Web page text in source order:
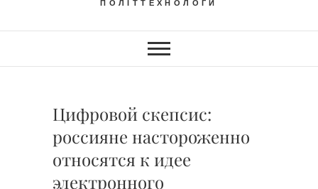
ПОЛІТТЕХНОЛОГИ
Цифровой скепсис:
россияне настороженно
относятся к идее
электронного